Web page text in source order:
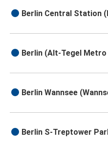
Berlin Central Station
Berlin (Alt-Tegel
Berlin Wannsee
Berlin S-Treptower